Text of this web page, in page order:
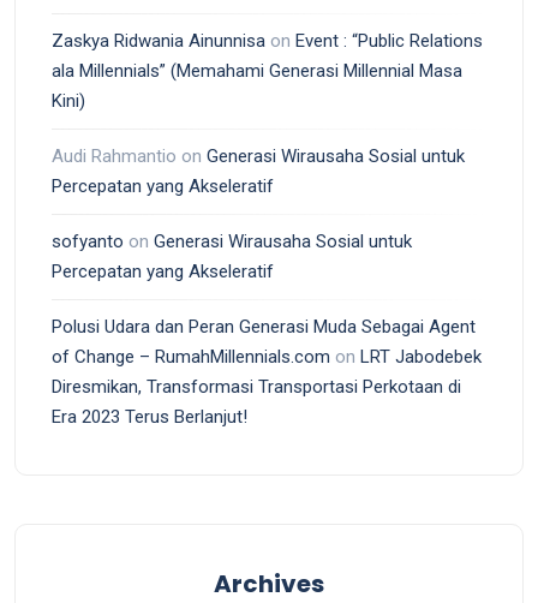
Zaskya Ridwania Ainunnisa on Event : “Public Relations
ala Millennials” (Memahami Generasi Millennial Masa
Kini)
Audi Rahmantio on Generasi Wirausaha Sosial untuk
Percepatan yang Akseleratif
sofyanto on Generasi Wirausaha Sosial untuk
Percepatan yang Akseleratif
Polusi Udara dan Peran Generasi Muda Sebagai Agent
of Change – RumahMillennials.com on LRT Jabodebek
Diresmikan, Transformasi Transportasi Perkotaan di
Era 2023 Terus Berlanjut!
Archives